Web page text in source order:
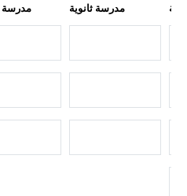
مدرسة مدرسة ثانوية